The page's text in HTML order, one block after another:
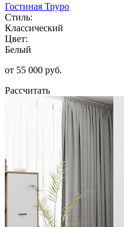
Гостиная Труро
Стиль:
Классический
Цвет:
Белый
от 55 000 руб.
Рассчитать